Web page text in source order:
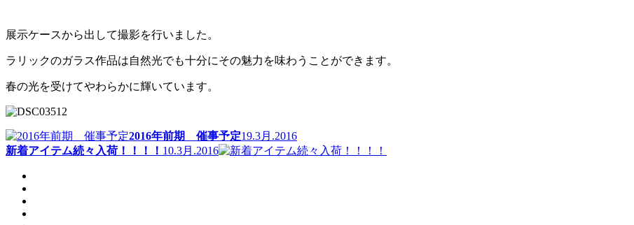
展示ケースから出して撮影を行いました。
ラリックのガラス作品は自然光でも十分にその魅力を味わうことができます。
春の光を受けてやわらかに輝いています。
2016年前期 催事予定19.3月.2016
新着アイテム続々入荷！！！！ 10.3月.2016